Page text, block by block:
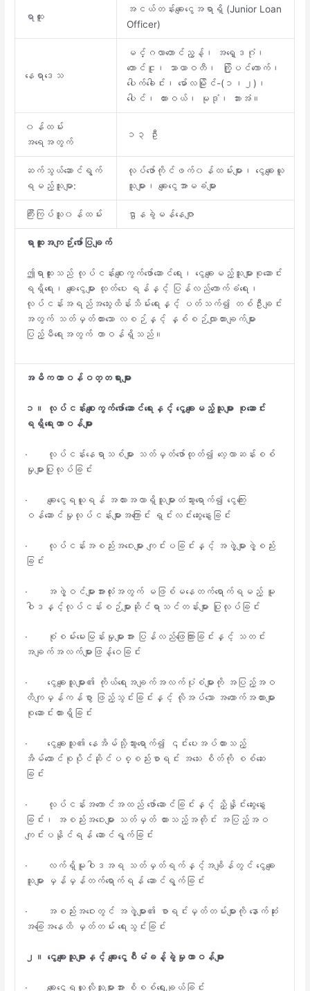
ရာထူး
အငယ်တန်းချေးငွေအရာရှိ (Junior Loan
Officer)
နေရာ‌‌‌‌ဒေသ
မင်္ဂလာတောင်ညွန့်၊ အ‌ရှေ့ဒဂုံ၊
တောင်ငူ၊ သာယာဝတီ၊ ကြို့ပင်ကောက်၊
ပေါက်ခေါင်း၊ မော်လမြိုင်-(၁၊၂)၊
ပေါင်၊ ထားဝယ်၊ မုဒုံ၊ ဘားအံ။
၀န်ထမ်း
အရေအတွက်
၁၃ ဦး
ဆက်သွယ်ဆောင်ရွက်
ရမည့်သူမျာ:
လုပ်ဖော်ကိုင်ဖက်၀န်ထမ်းများ၊ ငွေချေးယူ
သူများ၊ ချေးငွေအာမခံများ
ကြီးကြပ်သူ၀န်ထမ်း ဌာနခွဲမန်နေဂျာ
ရာထူးအကျဉ်းဖော်ပြချက်
ဤရာထူးသည် လုပ်ငန်းစျေးကွက်ဖော်ဆောင်ရေး၊ ငွေချေးမည့်သူများစုဆောင်း
ရရှိရေး၊ ချေးငွေများ ထုတ်ပေး ရန်နှင့် ပြန်လည်ကောက်ခံရေး၊
လုပ်ငန်းအရည်အသွေးထိန်းသိမ်းရေးနှင့် ပတ်သက်၍ တစ်ဦးချင်း
အတွက် သတ်မှတ်ထားသော လစဉ်နှင့် နှစ်စဉ်လျာထားချက်များ
ပြည့်မီရေးအတွက် တာဝန်ရှိသည်။
အဓိကတာဝန်ဝတ္တရားများ
၁။ လုပ်ငန်းစျေးကွက်ဖော်ဆောင်ရေးနှင့် ငွေချေးမည့်သူများ စုဆောင်း
ရရှိရေးတာဝန်များ
· လုပ်ငန်းနေရာသစ်များ သတ်မှတ်ဖော်ထုတ်၍ လေ့လာဆန်းစစ်
မှုများပြုလုပ်ခြင်း
· ချေးငွေရယူရန် အလားအလာရှိသူများထံသွားရောက်၍ ငွေကြေး
ဝန်ဆောင်မှုလုပ်ငန်းများအကြောင်း ရှင်းလင်းဆွေးနွေးခြင်း
· လုပ်ငန်းအစည်းအဝေးများ ကျင်းပခြင်းနှင့် အဖွဲ့များဖွဲ့စည်း
ခြင်း
· အဖွဲ့ဝင်များအားလုံးအတွက် မဖြစ်မနေတက်ရောက်ရမည့် မူ
ဝါဒနှင့်လုပ်ငန်းစဉ်များဆိုင်ရာသင်တန်းများ ပြုလုပ်ခြင်း
· စုံစမ်းမေးမြန်းမှုများအား ပြန်လည်ဖြေကြားခြင်းနှင့် သတင်း
အချက်အလက်များဖြန့်ဝေခြင်း
· ငွေချေးသူများ၏ ကိုယ်ရေးအချက်အလက်ပုံစံများကို အပြည့်အဝ
တိကျမှန်ကန်စွာ ဖြည့်သွင်းခြင်းနှင့် လိုအပ်သော အထောက်အထားများ
စုဆောင်းထားရှိခြင်း
· ငွေချေးသူ၏ နေအိမ်သို့သွားရောက်၍ ၎င်းပေးအပ်ထားသည့်
အိမ်ထောင်စုပိုင်ဆိုင်ပစ္စည်းစာရင်း အသေး စိတ်ကို စစ်ဆေး
ခြင်း
· လုပ်ငန်းအကောင်အထည် ဖော်ဆောင်ခြင်းနှင့် ညှိနှိုင်းဆွေးနွေး
ခြင်း၊ အစည်းအဝေးများ သတ်မှတ် ထားသည့်အတိုင်း အပြည့်အဝ
ကျင်းပနိုင်ရန် ဆောင်ရွက်ခြင်း
· လက်ရှိမူဝါဒအရ သတ်မှတ်ရက်နှင့်အချိန်တွင် ငွေချေး
သူများ မှန်မှန်တက်ရောက်ရန် ဆောင်ရွက်ခြင်း
· အစည်းအဝေးတွင် အဖွဲ့များ၏ စာရင်းမှတ်တမ်းများကို နောက်ဆုံး
အခြေအနေထိ မှတ်တမ်း ရေးသွင်းခြင်း
၂။ ငွေချေးသူများနှင့် ချေးငွေစီမံခန့်ခွဲမှုတာဝန်များ
· ချေးငွေရယူလိုသူများအား စိစစ်ရွေးချယ်ခြင်း